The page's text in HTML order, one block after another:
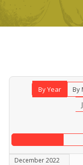
By Year By
December 2022